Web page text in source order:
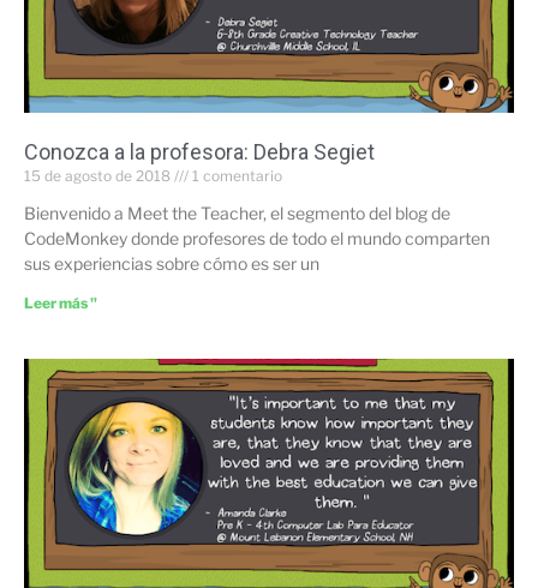
Conozca a la profesora: Debra Segiet
15 de agosto de 2018 1 comentario
Bienvenido a Meet the Teacher, el segmento del blog de
CodeMonkey donde profesores de todo el mundo comparten
sus experiencias sobre cómo es ser un
Leer más "